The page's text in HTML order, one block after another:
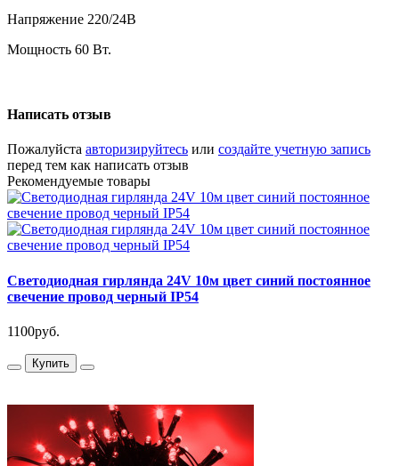
Напряжение 220/24В
Мощность 60 Вт.
Написать отзыв
Пожалуйста авторизируйтесь или создайте учетную запись
перед тем как написать отзыв
Рекомендуемые товары
Светодиодная гирлянда 24V 10м цвет синий постоянное
свечение провод черный IP54
1100руб.
Купить